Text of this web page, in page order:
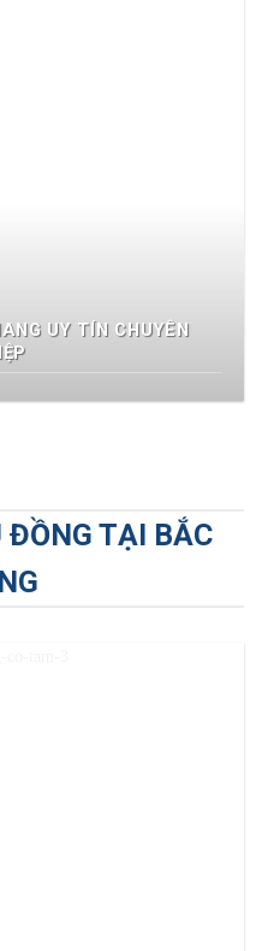
UY TÍN CHUYÊN
ĐỒNG TẠI BẮC